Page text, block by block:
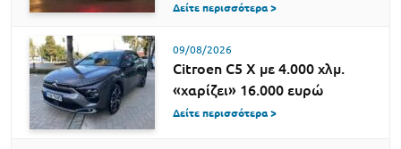
Δείτε περισσότερα >
09/08/2026
Citroen C5 X με 4.000 χλμ.
«χαρίζει» 16.000 ευρώ
Δείτε περισσότερα >